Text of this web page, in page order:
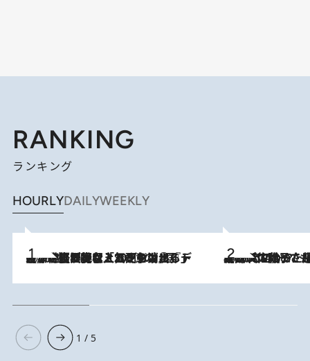
RANKING
ランキング
HOURLYDAILYWEEKLY
2026.8.5
【なぜ吉沢亮は「気配を消せる」のか？】興行収入208億の『国宝』を経て挑むミュージカル『ディア・エヴァン・ハンセン』。トップ俳優が舞台上でさらけ出した“孤独”とは 2026.8.5
【阿川佐和子さんの年とる力】なぜ70代で始めた趣味は“こんなに楽しい”のか？ ピアノ、俳句…スランプに陥っても続けられる“ある秘訣”とは
1 / 5